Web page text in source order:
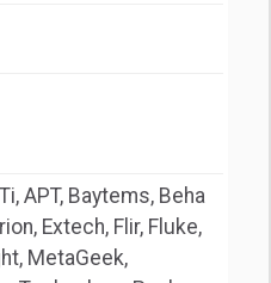
APT, Baytems, Beha
Extech, Flir, Fluke,
MetaGeek,